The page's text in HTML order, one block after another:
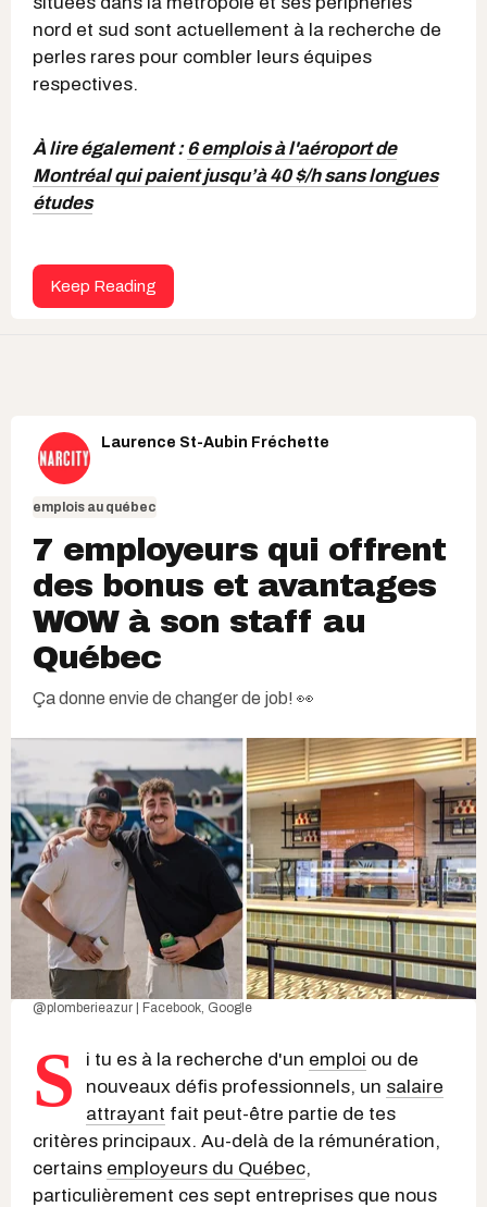
nord et sud sont actuellement à la recherche de
perles rares pour combler leurs équipes
respectives.
À lire également :6 emplois à l'aéroport de
Montréal qui paient jusqu’à 40 $/h sans longues
études
Keep Reading
Laurence St-Aubin Fréchette
emplois au québec
7 employeurs qui offrent
des bonus et avantages
WOW à son staff au
Québec
Ça donne envie de changer de job! 👀
@plomberieazur | Facebook, Google
S i tu es à la recherche d'un emploi ou de
nouveaux défis professionnels, un salaire
attrayant fait peut-être partie de tes
critères principaux. Au-delà de la rémunération,
certains employeurs du Québec,
particulièrement ces sept entreprises que nous